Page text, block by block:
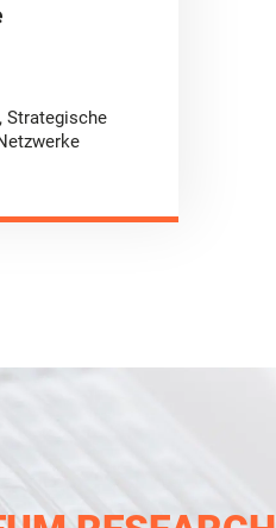
Strategische